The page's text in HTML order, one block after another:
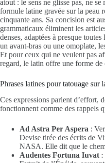
atout : le sens ne glisse pas, ne
formule latine gravée sur la peau
cinquante ans. Sa concision est
grammaticaux éliminent les
denses, adaptées à presque
un avant-bras ou une omoplate,
Et pour ceux qui ne veulent pas
regard, le latin offre une forme de
Phrases latines pour tatouage sur
Ces expressions parlent d’effort,
fonctionnent comme des rappels
Ad Astra Per Aspera :
Devise tirée des écrits de
NASA. Elle dit que le
Audentes Fortuna Iuvat :